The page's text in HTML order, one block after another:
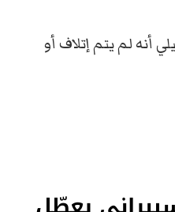
أنه لم يتم إتلاف أو